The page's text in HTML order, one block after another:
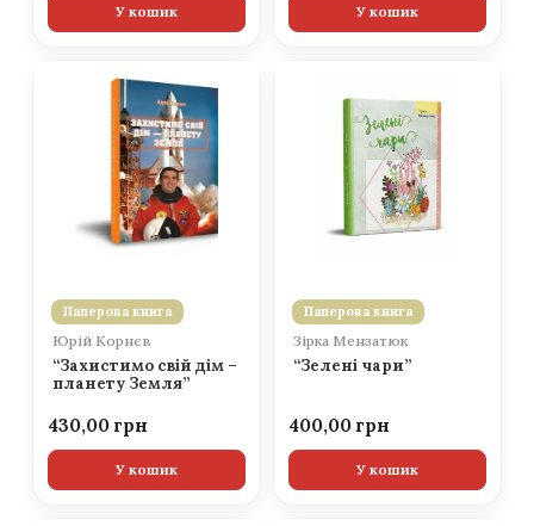
У кошик У кошик
Паперова книга
Юрій Корнєв
“Захистимо свій дім –
планету Земля”
430,00
У кошик
Паперова книга
Зірка Мензатюк
“Зелені чари”
400,00
У кошик